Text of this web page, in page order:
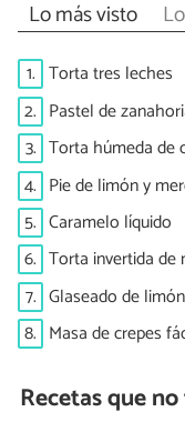
Lo más visto
1. Torta tres leches
2. Pastel de
3. Torta húmeda de
4. Pie de limón y
5. Caramelo líquido
6. Torta invertida de
7. Glaseado de limón
8. Masa de crepes
Recetas que